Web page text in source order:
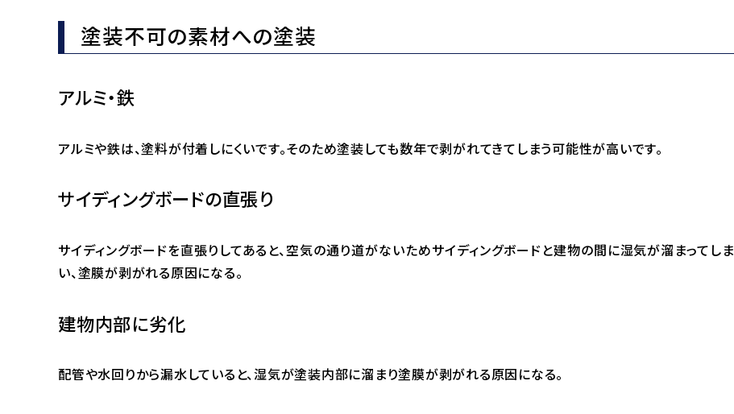
塗装不可の素材への塗装
アルミ・鉄
アルミや鉄は、塗料が付着しにくいです。そのため塗装しても数年で剥がれてきてしまう可能性が高いです。
サイディングボードの直張り
サイディングボードを直張りしてあると、空気の通り道がないためサイディングボードと建物の間に湿気が溜まってしま
い、塗膜が剥がれる原因になる。
建物内部に劣化
配管や水回りから漏水していると、湿気が塗装内部に溜まり塗膜が剥がれる原因になる。